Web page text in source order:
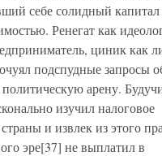
себе солидный капитал
Ренегат как
циник как
подспудные запросы
арену.
изучил налоговое
страны и извлек из этого
эре[37] не выплатил в